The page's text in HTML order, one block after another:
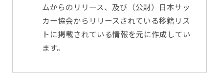
ムからのリリース、及び（公財）日本サッ
カー協会からリリースされている移籍リス
トに掲載されている情報を元に作成してい
ます。